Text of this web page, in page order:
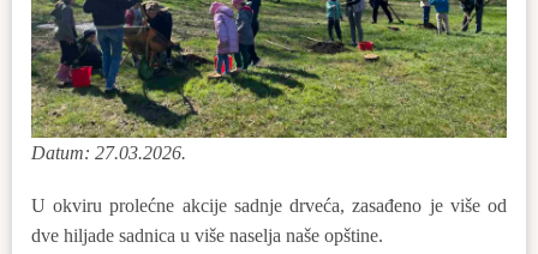
posećeno
Datum: 27.03.2026.
U okviru prolećne akcije sadnje drveća, zasađeno je više od
dve hiljade sadnica u više naselja naše opštine.